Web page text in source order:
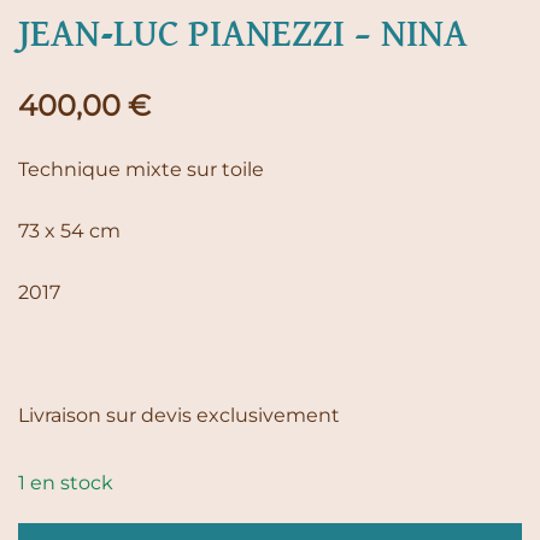
JEAN-LUC PIANEZZI – NINA
400,00 €
Technique mixte sur toile
73 x 54 cm
2017
Livraison sur devis exclusivement
1 en stock